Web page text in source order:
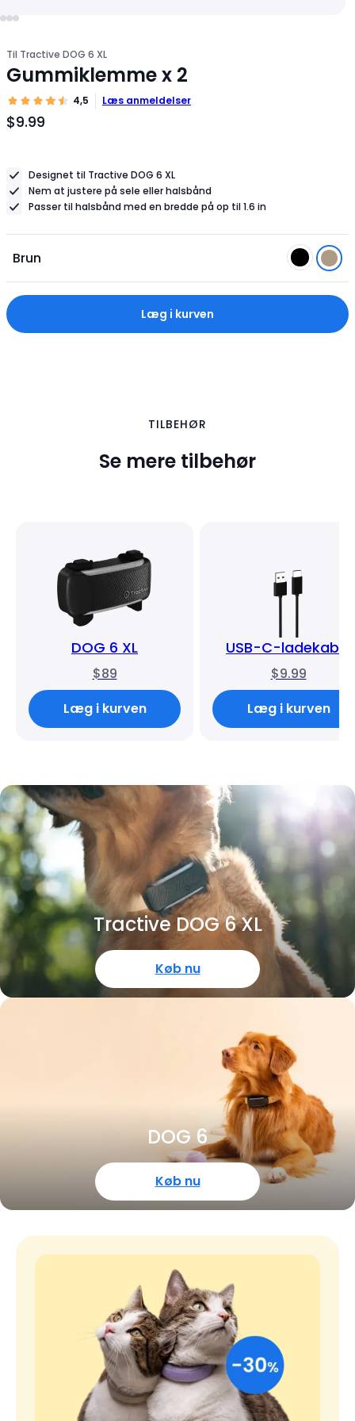
Til Tractive DOG 6 XL
Gummiklemme x 2
4,5 Læs anmeldelser
$9.99
Produktpris
Designet til Tractive DOG 6 XL
Nem at justere på sele eller halsbånd
Passer til halsbånd med en bredde på op til 1.6 in
Brun
Læg i kurven
TILBEHØR
Se mere tilbehør
DOG 6 XL
$89
Læg i kurven
USB-C-ladekabel
$9.99
Læg i kurven
Tractive DOG 6 XL
Køb nu
DOG 6
Køb nu